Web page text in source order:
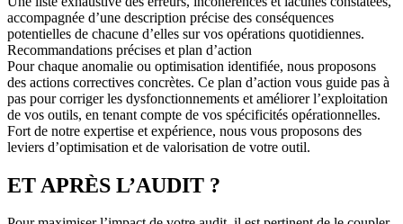
accompagnée d’une description précise des conséquences
potentielles de chacune d’elles sur vos opérations quotidiennes.
Recommandations précises et plan d’action
Pour chaque anomalie ou optimisation identifiée, nous proposons
des actions correctives concrètes. Ce plan d’action vous guide pas à
pas pour corriger les dysfonctionnements et améliorer l’exploitation
de vos outils, en tenant compte de vos spécificités opérationnelles.
Fort de notre expertise et expérience, nous vous proposons des
leviers d’optimisation et de valorisation de votre outil.
ET APRÈS L’AUDIT ?